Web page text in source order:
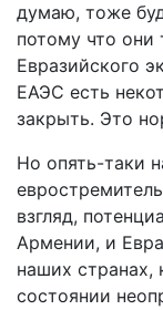
думаю, тоже
потому что они
Евразийского
ЕАЭС есть
закрыть. Это
Но опять-таки
взгляд,
Армении, и
наших странах,
состоянии